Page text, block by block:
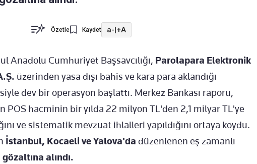
Özetle Kaydet a-|+A
Anadolu Cumhuriyet Başsavcılığı, Parolapara Elektronik
üzerinden yasa dışı bahis ve kara para aklandığı
dev bir operasyon başlattı. Merkez Bankası raporu,
POS hacminin bir yılda 22 milyon TL'den 2,1 milyar TL'ye
ve sistematik mevzuat ihlalleri yapıldığını ortaya koydu.
İstanbul, Kocaeli ve Yalova'da düzenlenen eş zamanlı
alındı.